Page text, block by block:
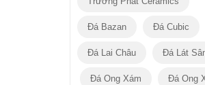
Đá Bazan Đá Cubic
Đá Lai Châu Đá Lát
Đá Ong Xám Đá Ong